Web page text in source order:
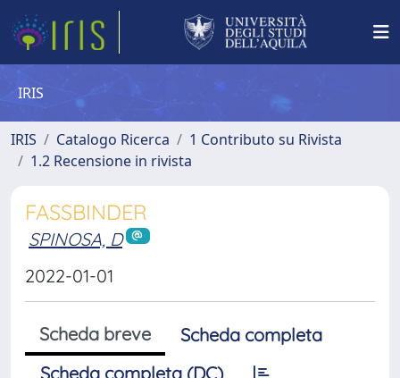
IRIS
IRIS Catalogo Ricerca
1 Contributo su Rivista
1.2 Recensione in rivista
FASSBINDER
SPINOSA, D
2022-01-01
Scheda breve
Scheda completa
Scheda completa (DC)